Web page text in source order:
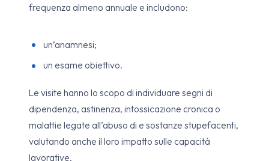
frequenza almeno annuale e includono:
un’anamnesi;
un esame obiettivo.
Le visite hanno lo scopo di individuare segni di
dipendenza, astinenza, intossicazione cronica o
malattie legate all’abuso di e sostanze stupefacenti,
valutando anche il loro impatto sulle capacità
lavorative.